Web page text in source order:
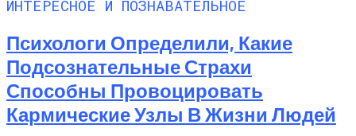
ИНТЕРЕСНОЕ И ПОЗНАВАТЕЛЬНОЕ
Психологи Определили, Какие
Подсознательные Страхи
Способны Провоцировать
Кармические Узлы В Жизни Людей